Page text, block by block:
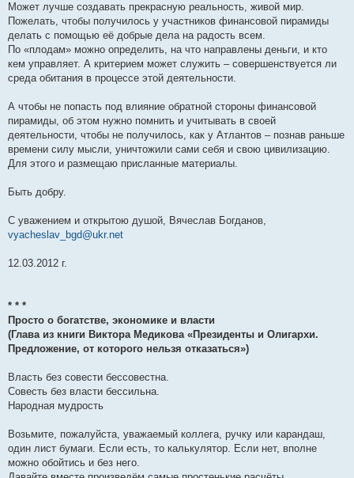
Может лучше создавать прекрасную реальность, живой мир.
Пожелать, чтобы получилось у участников финансовой пирамиды
делать с помощью её добрые дела на радость всем.
По «плодам» можно определить, на что направлены деньги, и кто
кем управляет. А критерием может служить – совершенствуется ли
среда обитания в процессе этой деятельности.
А чтобы не попасть под влияние обратной стороны финансовой
пирамиды, об этом нужно помнить и учитывать в своей
деятельности, чтобы не получилось, как у Атлантов – познав раньше
времени силу мысли, уничтожили сами себя и свою цивилизацию.
Для этого и размещаю присланные материалы.
Быть добру.
С уважением и открытою душой, Вячеслав Богданов,
vyacheslav_bgd@ukr.net
12.03.2012 г.
* * *
Просто о богатстве, экономике и власти
(Глава из книги Виктора Медикова «Президенты и Олигархи.
Предложение, от которого нельзя отказаться»)
Власть без совести бессовестна.
Совесть без власти бессильна.
Народная мудрость
Возьмите, пожалуйста, уважаемый коллега, ручку или карандаш,
один лист бумаги. Если есть, то калькулятор. Если нет, вполне
можно обойтись и без него.